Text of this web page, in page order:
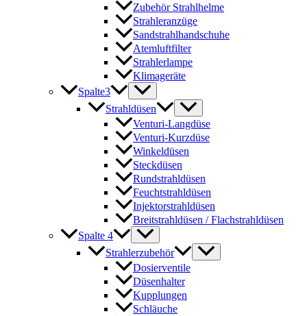
Zubehör Strahlhelme
Strahleranzüge
Sandstrahlhandschuhe
Atemluftfilter
Strahlerlampe
Klimageräte
Spalte3
Strahldüsen
Venturi-Langdüse
Venturi-Kurzdüse
Winkeldüsen
Steckdüsen
Rundstrahldüsen
Feuchtstrahldüsen
Injektorstrahldüsen
Breitstrahldüsen / Flachstrahldüsen
Spalte 4
Strahlerzubehör
Dosierventile
Düsenhalter
Kupplungen
Schläuche